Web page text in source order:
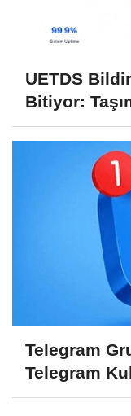
UETDS
Bitiyor:
Telegram
Telegram